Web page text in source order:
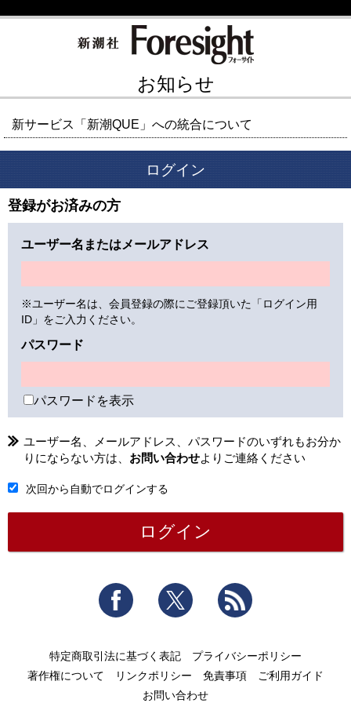
お知らせ
新サービス「新潮QUE」への統合について
ログイン
登録がお済みの方
ユーザー名またはメールアドレス
※ユーザー名は、会員登録の際にご登録頂いた「ログイン用
ID」をご入力ください。
パスワード
パスワードを表示
ユーザー名、メールアドレス、パスワードのいずれもお分か
りにならない方は、 お問い合わせよりご連絡ください
次回から自動でログインする
Facebook Twitter
特定商取引法に基づく表記
プライバシーポリシー
著作権について
リンクポリシー 免責事項
ご利用ガイド
お問い合わせ